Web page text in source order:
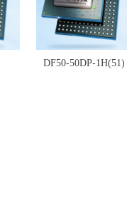
DF50-50DP-1H(51)